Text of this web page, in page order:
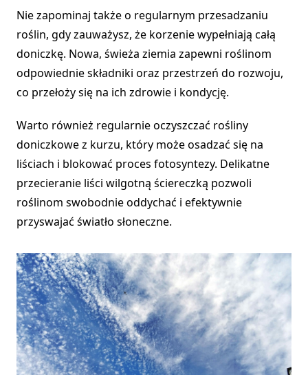
Nie zapominaj także o regularnym przesadzaniu
roślin, gdy zauważysz, że korzenie wypełniają całą
doniczkę. Nowa, świeża ziemia zapewni roślinom
odpowiednie składniki oraz przestrzeń do rozwoju,
co przełoży się na ich zdrowie i kondycję.
Warto również regularnie oczyszczać rośliny
doniczkowe z kurzu, który może osadzać się na
liściach i blokować proces fotosyntezy. Delikatne
przecieranie liści wilgotną ściereczką pozwoli
roślinom swobodnie oddychać i efektywnie
przyswajać światło słoneczne.